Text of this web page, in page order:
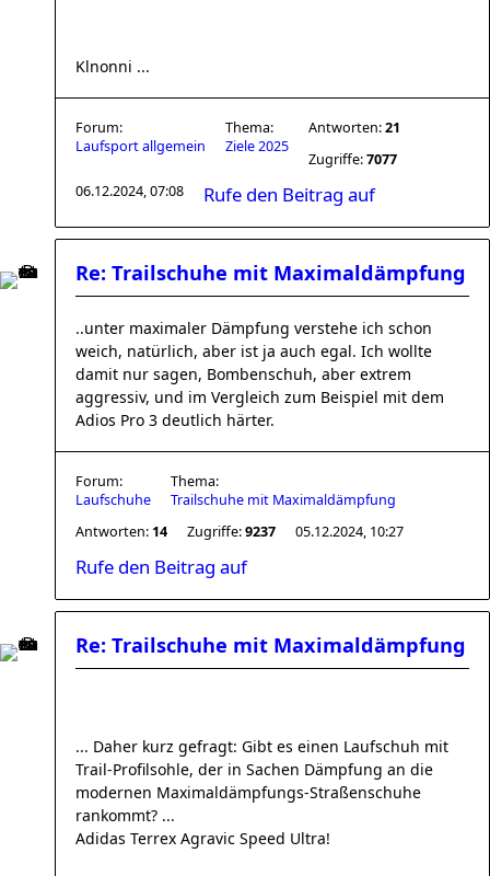
Klnonni ...
Forum:
Laufsport allgemein
Thema:
Ziele 2025
Antworten:21
Zugriffe:7077
06.12.2024, 07:08
Rufe den Beitrag auf
Re: Trailschuhe mit Maximaldämpfung
..unter maximaler Dämpfung verstehe ich schon
weich, natürlich, aber ist ja auch egal. Ich wollte
damit nur sagen, Bombenschuh, aber extrem
aggressiv, und im Vergleich zum Beispiel mit dem
Adios Pro 3 deutlich härter.
Forum:
Laufschuhe
Thema:
Trailschuhe mit Maximaldämpfung
Antworten: 14 Zugriffe:9237 05.12.2024, 10:27
Rufe den Beitrag auf
Re: Trailschuhe mit Maximaldämpfung
... Daher kurz gefragt: Gibt es einen Laufschuh mit
Trail-Profilsohle, der in Sachen Dämpfung an die
modernen Maximaldämpfungs-Straßenschuhe
rankommt? ...
Adidas Terrex Agravic Speed Ultra!